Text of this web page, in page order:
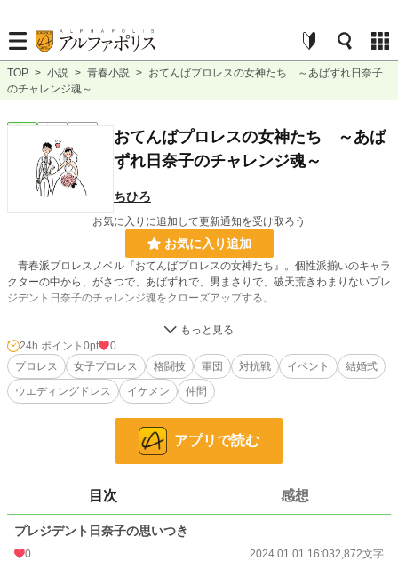
TOP > 小説 > 青春小説 > おてんばプロレスの女神たち ～あばずれ日奈子
のチャレンジ魂～
おてんばプロレスの女神たち ～あば
ずれ日奈子のチャレンジ魂～
ちひろ
お気に入りに追加して更新通知を受け取ろう
お気に入り追加
青春派プロレスノベル『おてんばプロレスの女神たち』。個性派揃いのキャラ
クターの中から、がさつで、あばずれで、男まさりで、破天荒きわまりないプレ
ジデント日奈子のチャレンジ魂をクローズアップする。
228,744 位 / 228,744 件
青春 7,919 位 / 7,919 件
お気に入り 0
2024.01.04 21:34
初回公開日時 2024.01.01 16:03
初回完結日時
24h.ポイント 0pt
0
プロレス
女子プロレス 格闘技 軍団 対抗戦 イベント
結婚式
ウエディングドレス
イケメン 仲間
アプリで読む
目次 感想
プレジデント日奈子の思いつき
0 2024.01.01 16:032,872文字